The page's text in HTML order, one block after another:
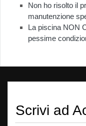
Non ho risolto il
manutenzione
La piscina NON
pessime
Scrivi ad